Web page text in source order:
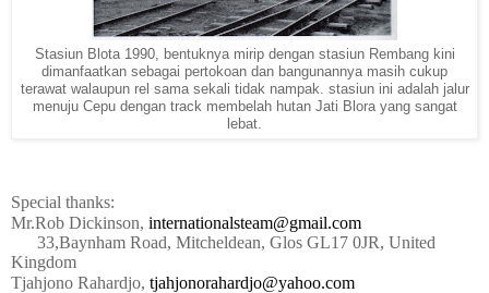
Stasiun Blota 1990, bentuknya mirip dengan stasiun Rembang kini
dimanfaatkan sebagai pertokoan dan bangunannya masih cukup
terawat walaupun rel sama sekali tidak nampak. stasiun ini adalah jalur
menuju Cepu dengan track membelah hutan Jati Blora yang sangat
lebat.
Special thanks:
Mr.Rob Dickinson, internationalsteam@gmail.com
33,Baynham Road, Mitcheldean, Glos GL17 0JR, United
Kingdom
Tjahjono Rahardjo, tjahjonorahardjo@yahoo.com